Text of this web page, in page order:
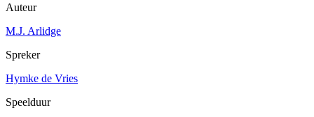
Auteur
M.J. Arlidge
Spreker
Hymke de Vries
Speelduur